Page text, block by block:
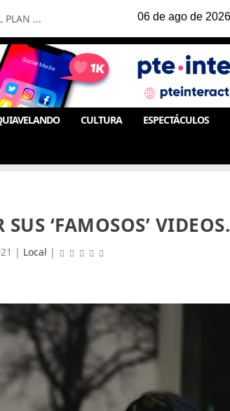
PLAN ...
CULTURA ESPECTÁCULOS
‘FAMOSOS’ VIDEOS.
| Local |